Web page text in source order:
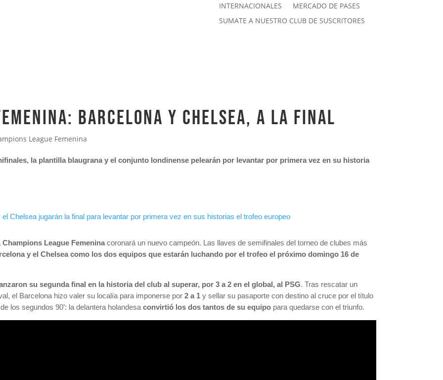
INTERNACIONALES
MERCADO DE PASES
SUMATE A NUESTRO CLUB DE SUSCRITORES
Barcelona y Chelsea, a la final
League Femenina
la plantilla blaugrana y el conjunto londinense pelearán por levantar por primera vez en su historia
Champions League Femenina coronará un nuevo campeón. Las llaves de semifinales del torneo de clubes más
y el Chelsea como los dos equipos que estarán luchando por el trofeo el próximo domingo 16 de
su segunda final en la historia del club al superar, por 3 a 2 en el global, al PSG. Tras rescatar un
el Barcelona hizo valer su localía para imponerse por2 a 1 y sellar su pasaporte con destino al cruce por el título
los segundos 90’: la delantera holandesa convirtió los dos tantos de su equipo para quedarse con el triunfo.